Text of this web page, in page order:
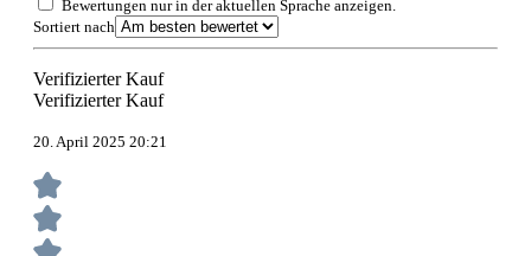
Bewertungen nur in der aktuellen Sprache anzeigen.
Sortiert nach
Verifizierter Kauf
Verifizierter Kauf
20. April 2025 20:21